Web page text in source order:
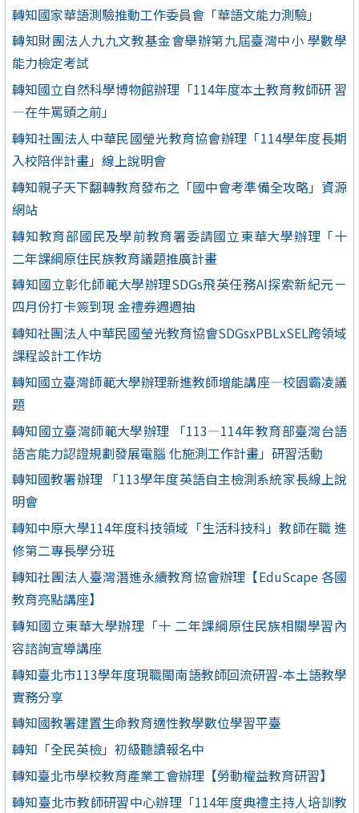
轉知國家華語測驗推動工作委員會「華語文能力測驗」
轉知財團法人九九文教基金會舉辦第九屆臺灣中小 學數學
能力檢定考試
轉知國立自然科學博物館辦理「114年度本土教育教師研 習
—在牛罵頭之前」
轉知社團法人中華民國瑩光教育協會辦理「114學年度長期
入校陪伴計畫」線上說明會
轉知親子天下翻轉教育發布之「國中會考準備全攻略」資源
網站
轉知教育部國民及學前教育署委請國立東華大學辦理「十
二年課綱原住民族教育議題推廣計畫
轉知國立彰化師範大學辦理SDGs飛英任務AI探索新紀元－
四月份打卡簽到現 金禮券週週抽
轉知社團法人中華民國瑩光教育協會SDGsxPBLxSEL跨領域
課程設計工作坊
轉知國立臺灣師範大學辦理新進教師增能講座—校園霸凌議
題
轉知國立臺灣師範大學辦理 「113—114年教育部臺灣台語
語言能力認證規劃發展電腦 化施測工作計畫」研習活動
轉知國教署辦理 「113學年度英語自主檢測系統家長線上說
明會
轉知中原大學114年度科技領域「生活科技科」教師在職 進
修第二專長學分班
轉知社團法人臺灣潛進永續教育協會辦理【EduScape 各國
教育亮點講座】
轉知國立東華大學辦理「十 二年課綱原住民族相關學習內
容諮詢宣導講座
轉知臺北市113學年度現職閩南語教師回流研習-本土語教學
實務分享
轉知國教署建置生命教育適性教學數位學習平臺
轉知「全民英檢」初級聽讀報名中
轉知臺北市學校教育產業工會辦理【勞動權益教育研習】
轉知臺北市教師研習中心辦理「114年度典禮主持人培訓教